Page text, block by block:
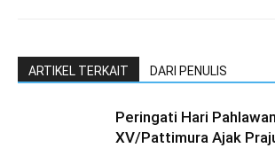
ARTIKEL TERKAIT DARI PENULIS
Peringati Hari
XV/Pattimura Ajak